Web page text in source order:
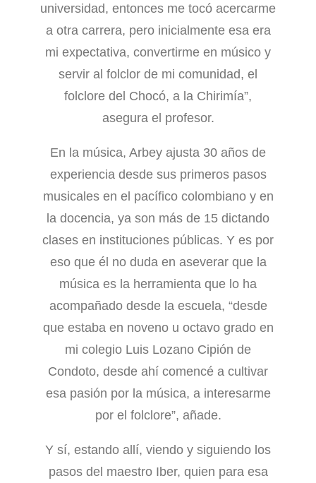
universidad, entonces me tocó acercarme
a otra carrera, pero inicialmente esa era
mi expectativa, convertirme en músico y
servir al folclor de mi comunidad, el
folclore del Chocó, a la Chirimía”,
asegura el profesor.
En la música, Arbey ajusta 30 años de
experiencia desde sus primeros pasos
musicales en el pacífico colombiano y en
la docencia, ya son más de 15 dictando
clases en instituciones públicas. Y es por
eso que él no duda en aseverar que la
música es la herramienta que lo ha
acompañado desde la escuela, “desde
que estaba en noveno u octavo grado en
mi colegio Luis Lozano Cipión de
Condoto, desde ahí comencé a cultivar
esa pasión por la música, a interesarme
por el folclore”, añade.
Y sí, estando allí, viendo y siguiendo los
pasos del maestro Iber, quien para esa